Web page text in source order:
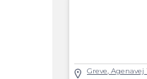
Greve, Agenavej